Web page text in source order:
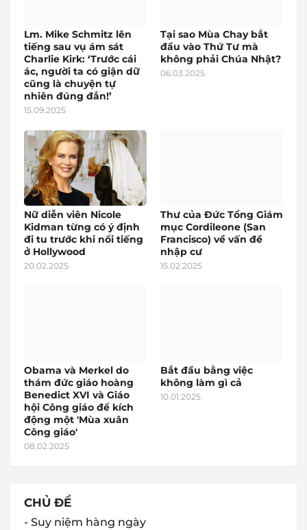
Lm. Mike Schmitz lên
tiếng sau vụ ám sát
Charlie Kirk: ‘Trước cái
ác, người ta có giận dữ
cũng là chuyện tự
nhiên đúng đắn!’
15.09.2025
Tại sao Mùa Chay bắt
đầu vào Thứ Tư mà
không phải Chúa Nhật?
06.03.2025
Nữ diễn viên Nicole
Kidman từng có ý định
đi tu trước khi nổi tiếng
ở Hollywood
20.02.2025
Thư của Đức Tổng Giám
mục Cordileone (San
Francisco) về vấn đề
nhập cư
15.02.2025
Obama và Merkel do
thám đức giáo hoàng
Benedict XVI và Giáo
hội Công giáo để kích
động một 'Mùa xuân
Công giáo'
08.02.2025
Bắt đầu bằng việc
không làm gì cả
10.01.2025
CHỦ ĐỀ
- Suy niệm hàng ngày